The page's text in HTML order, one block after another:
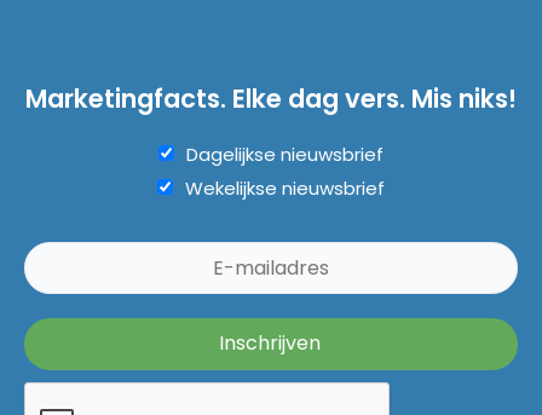
Marketingfacts. Elke dag vers. Mis niks!
Dagelijkse nieuwsbrief
Wekelijkse nieuwsbrief